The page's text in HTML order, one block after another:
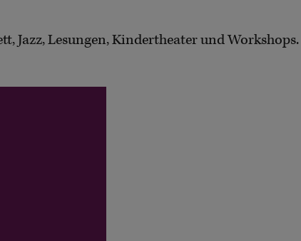
Jazz, Lesungen, Kindertheater und Workshops.